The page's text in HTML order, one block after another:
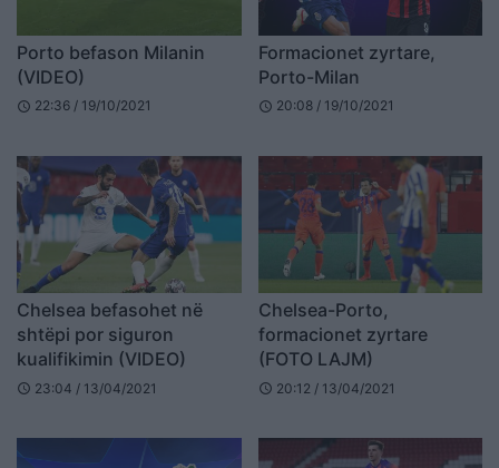
Porto befason Milanin
(VIDEO)
schedule 22:36 / 19/10/2021
Formacionet zyrtare,
Porto-Milan
schedule 20:08 / 19/10/2021
Chelsea befasohet në
shtëpi por siguron
kualifikimin (VIDEO)
schedule 23:04 / 13/04/2021
Chelsea-Porto,
formacionet zyrtare
(FOTO LAJM)
schedule 20:12 / 13/04/2021